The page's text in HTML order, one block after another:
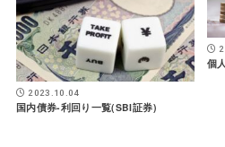
2023.10.04
国内債券-利回り一覧(SBI証券)
個